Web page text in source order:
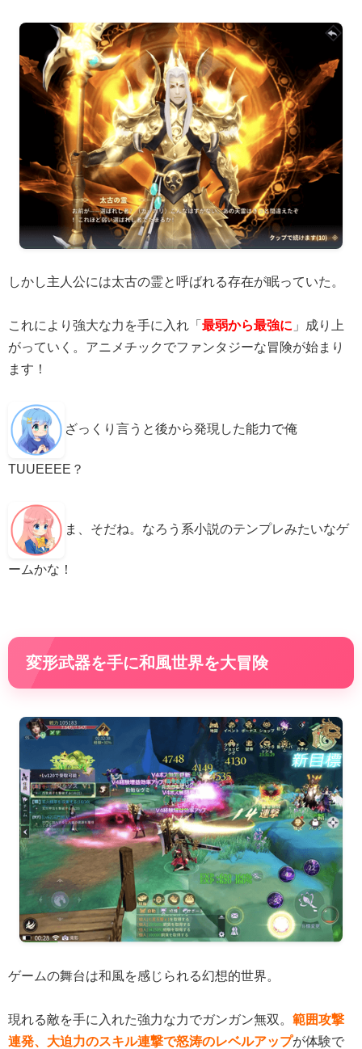
しかし主人公には太古の霊と呼ばれる存在が眠っていた。
これにより強大な力を手に入れ「 最弱から最強に 」成り上
がっていく。アニメチックでファンタジーな冒険が始まり
ます！
ざっくり言うと後から発現した能力で俺
TUUEEEE？
ま、そだね。なろう系小説のテンプレみたいなゲ
ームかな！
変形武器を手に和風世界を大冒険
ゲームの舞台は和風を感じられる幻想的世界。
現れる敵を手に入れた強力な力でガンガン無双。 範囲攻撃
連発、大迫力のスキル連撃で怒涛のレベルアップが体験で